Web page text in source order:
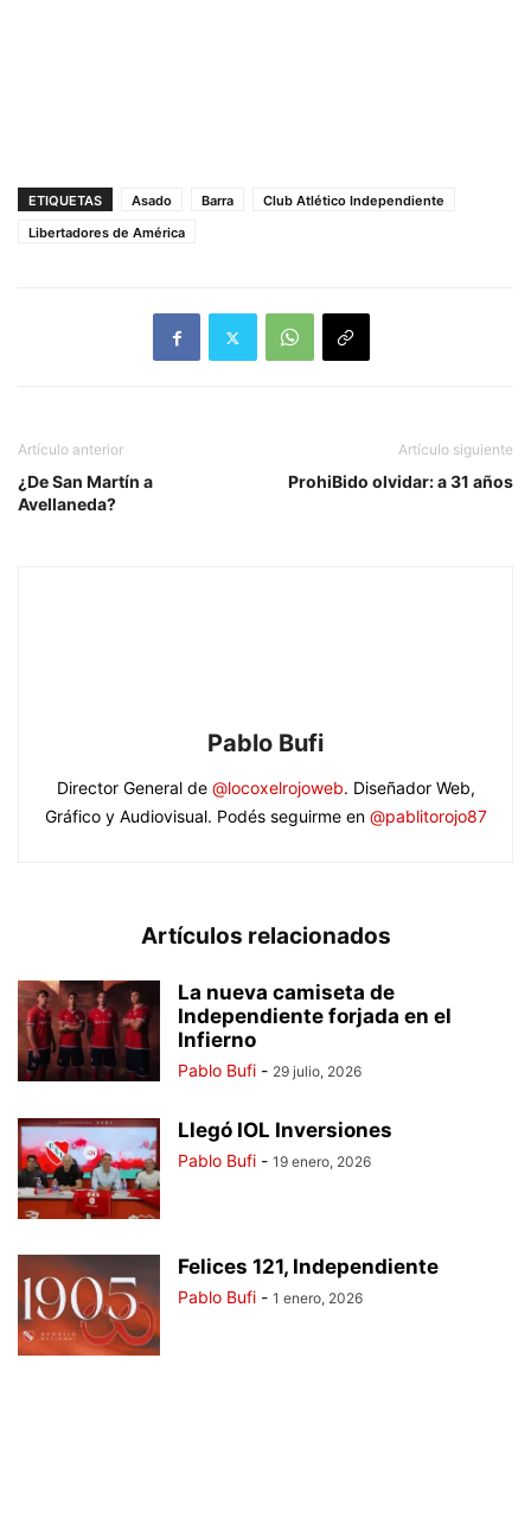
ETIQUETAS Asado Barra
Club Atlético Independiente
Libertadores de América
Artículo anterior
¿De San Martín a
Avellaneda?
Artículo siguiente
ProhiBido olvidar: a 31 años
Pablo Bufi
Director General de @locoxelrojoweb. Diseñador Web,
Gráfico y Audiovisual. Podés seguirme en @pablitorojo87
Artículos relacionados
La nueva camiseta de
Independiente forjada en el
Infierno
Pablo Bufi - 29 julio, 2026
Llegó IOL Inversiones
Pablo Bufi - 19 enero, 2026
Felices 121, Independiente
Pablo Bufi - 1 enero, 2026